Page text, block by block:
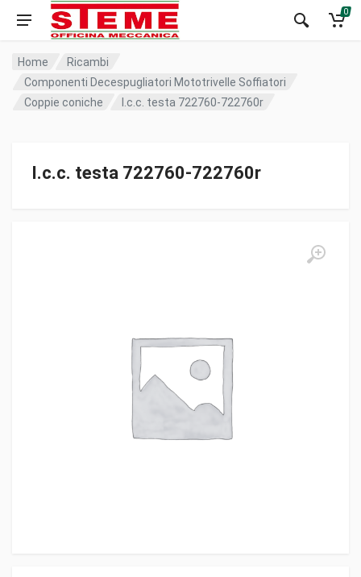
0
Home
Ricambi
Componenti Decespugliatori Mototrivelle Soffiatori
Coppie coniche
I.c.c. testa 722760-722760r
I.c.c. testa 722760-722760r